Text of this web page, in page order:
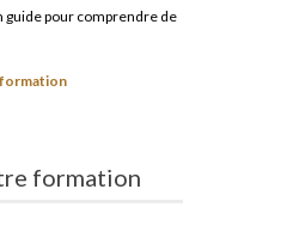
guide pour comprendre de
formation
formation